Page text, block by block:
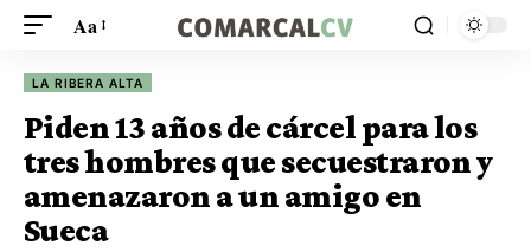
Aa
LA RIBERA ALTA
Piden 13 años de cárcel para los
tres hombres que secuestraron y
amenazaron a un amigo en
Sueca